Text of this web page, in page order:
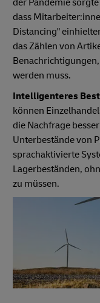
dass
Distancing"
das Zählen von
werden muss.
Intelligenteres
können
die Nachfrage
Unterbestände von
sprachaktivierte
Lagerbeständen,
zu müssen.